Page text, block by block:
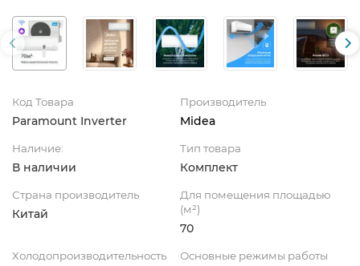
Код Товара
Paramount Inverter
Производитель
Midea
Наличие:
В наличии
Тип товара
Комплект
Страна производитель
Китай
Для помещения площадью
(м²)
70
Холодопроизводительность
Основные режимы работы